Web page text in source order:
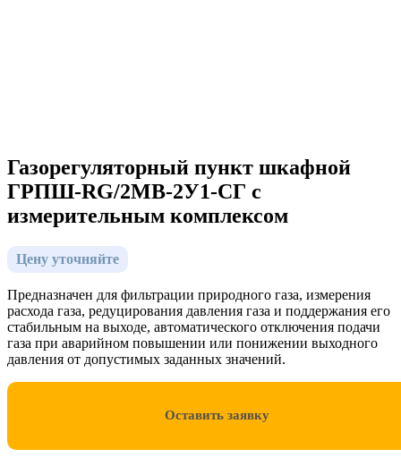
Газорегуляторный пункт шкафной
ГРПШ-RG/2MB-2У1-СГ с
измерительным комплексом
Цену уточняйте
Предназначен для фильтрации природного газа, измерения
расхода газа, редуцирования давления газа и поддержания его
стабильным на выходе, автоматического отключения подачи
газа при аварийном повышении или понижении выходного
давления от допустимых заданных значений.
Оставить заявку